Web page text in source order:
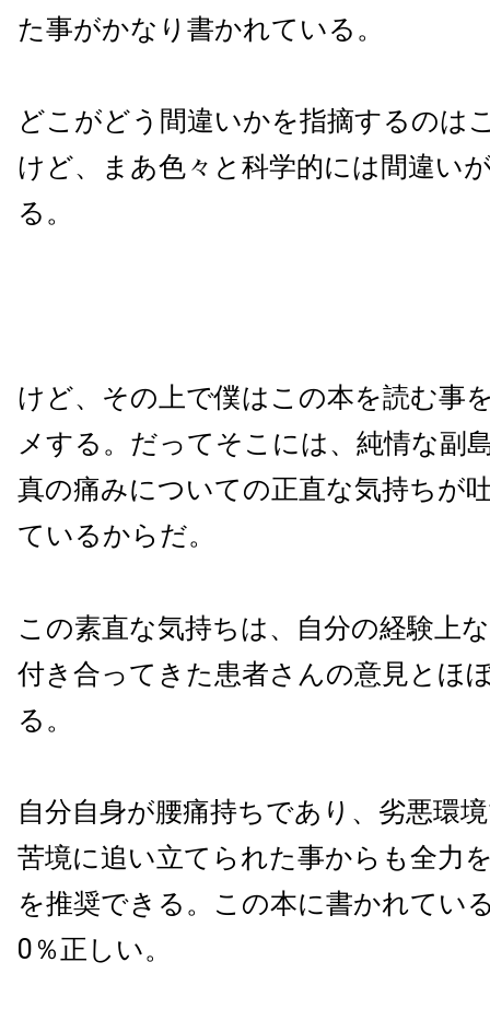
た事がかなり書かれている。
どこがどう間違いかを指摘するのは
けど、まあ色々と科学的には間違い
る。
けど、その上で僕はこの本を読む事
メする。だってそこには、純情な副
真の痛みについての正直な気持ちが
ているからだ。
この素直な気持ちは、自分の経験上
付き合ってきた患者さんの意見とほ
る。
自分自身が腰痛持ちであり、劣悪環
苦境に追い立てられた事からも全力
を推奨できる。この本に書かれてい
0％正しい。